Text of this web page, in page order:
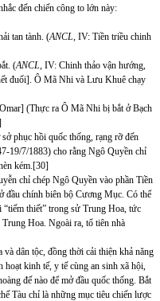
đến chiến công to lớn này:
tan tành. (ANCL, IV: Tiền triều chinh
(ANCL, IV: Chinh thảo vận hướng,
đuối]. Ô Mã Nhi và Lưu Khuê chạy
(Thực ra Ô Mã Nhi bị bắt ở Bạch
phục hồi quốc thống, rạng rỡ đến
19/7/1883) cho rằng Ngô Quyền chỉ
kém.[30]
chỉ chép Ngô Quyền vào phần Tiền
chính biên bộ Cương Mục. Có thể
thiết” trong sử Trung Hoa, tức
Hoa. Ngoài ra, tổ tiên nhà
dân tộc, đồng thời cải thiện khả năng
hoạt kinh tế, y tế cùng an sinh xã hội,
đế nào để mở đầu quốc thống. Bắt
Tàu chỉ là những mục tiêu chiến lược